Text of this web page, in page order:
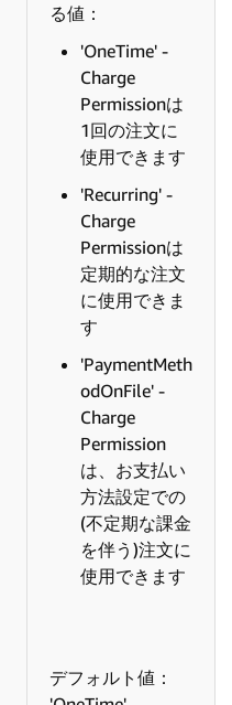
る値：
'OneTime' -
Charge
Permissionは
1回の注文に
使用できます
'Recurring' -
Charge
Permissionは
定期的な注文
に使用できま
す
'PaymentMeth
odOnFile' -
Charge
Permission
は、お支払い
方法設定での
(不定期な課金
を伴う)注文に
使用できます
デフォルト値：